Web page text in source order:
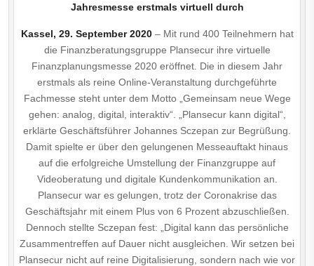
Jahresmesse erstmals virtuell durch
Kassel, 29. September 2020– Mit rund 400 Teilnehmern hat
die Finanzberatungs­gruppe Plansecur ihre virtuelle
Finanzplanungsmesse 2020 eröffnet. Die in diesem Jahr
erstmals als reine Online-Veranstaltung durchgeführte
Fachmesse steht unter dem Motto „Gemeinsam neue Wege
gehen: analog, digital, interaktiv“. „Plansecur kann digital“,
erklärte Geschäftsführer Johannes Sczepan zur Begrüßung.
Damit spielte er über den gelungenen Messeauftakt hinaus
auf die erfolgreiche Umstellung der Finanzgruppe auf
Videoberatung und digitale Kundenkommunikation an.
Plansecur war es gelungen, trotz der Coronakrise das
Geschäftsjahr mit einem Plus von 6 Prozent abzuschließen.
Dennoch stellte Sczepan fest: „Digital kann das persönliche
Zusammentreffen auf Dauer nicht ausgleichen. Wir setzen bei
Plansecur nicht auf reine Digitalisierung, sondern nach wie vor